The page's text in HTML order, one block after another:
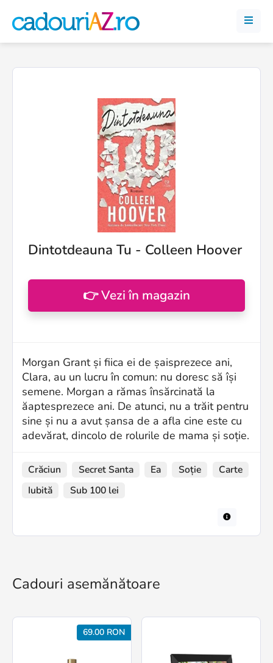
Dintotdeauna Tu - Colleen Hoover
👉 Vezi în magazin
Morgan Grant și fiica ei de șaisprezece ani,
Clara, au un lucru în comun: nu doresc să își
semene. Morgan a rămas însărcinată la
ăaptesprezece ani. De atunci, nu a trăit pentru
sine și nu a avut șansa de a afla cine este cu
adevărat, dincolo de rolurile de mama și soție.
Crăciun Secret Santa Ea
Soție
Iubită
Sub 100 lei
Carte
Cadouri asemănătoare
69.00 RON